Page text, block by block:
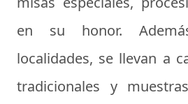
en su honor.
localidades, se llevan a
tradicionales y